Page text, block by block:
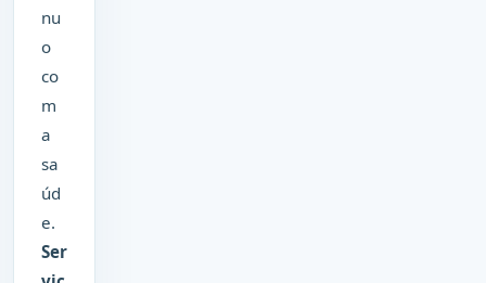
nu
o
co
m
a
sa
úd
e.
Ser